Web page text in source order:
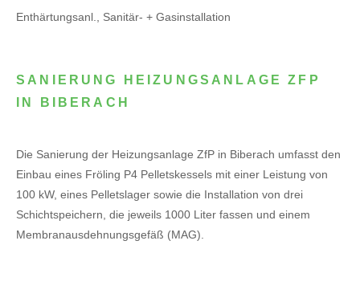
Enthärtungsanl., Sanitär- + Gasinstallation
SANIERUNG HEIZUNGSANLAGE ZFP
IN BIBERACH
Die Sanierung der Heizungsanlage ZfP in Biberach umfasst den
Einbau eines Fröling P4 Pelletskessels mit einer Leistung von
100 kW, eines Pelletslager sowie die Installation von drei
Schichtspeichern, die jeweils 1000 Liter fassen und einem
Membranausdehnungsgefäß (MAG).